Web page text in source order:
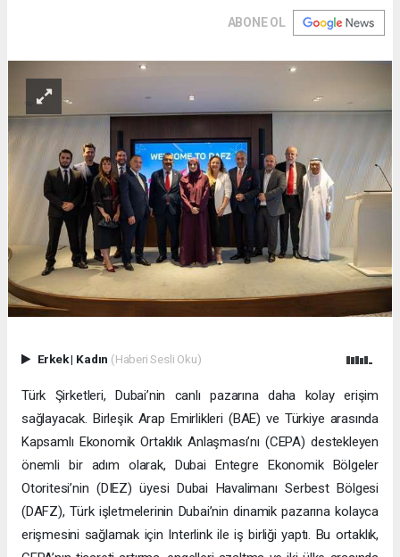
ABONE OL
Erkek| Kadın (Haberi Sesli Oku)
Türk Şirketleri, Dubai’nin canlı pazarına daha kolay erişim
sağlayacak. Birleşik Arap Emirlikleri (BAE) ve Türkiye arasında
Kapsamlı Ekonomik Ortaklık Anlaşması’nı (CEPA) destekleyen
önemli bir adım olarak, Dubai Entegre Ekonomik Bölgeler
Otoritesi’nin (DIEZ) üyesi Dubai Havalimanı Serbest Bölgesi
(DAFZ), Türk işletmelerinin Dubai’nin dinamik pazarına kolayca
erişmesini sağlamak için Interlink ile iş birliği yaptı. Bu ortaklık,